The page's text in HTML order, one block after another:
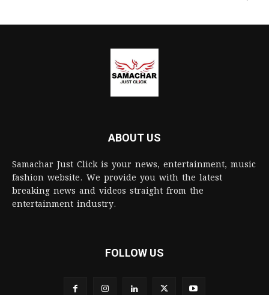
ABOUT US
Samachar Just Click is your news, entertainment, music
fashion website. We provide you with the latest
breaking news and videos straight from the
entertainment industry.
FOLLOW US